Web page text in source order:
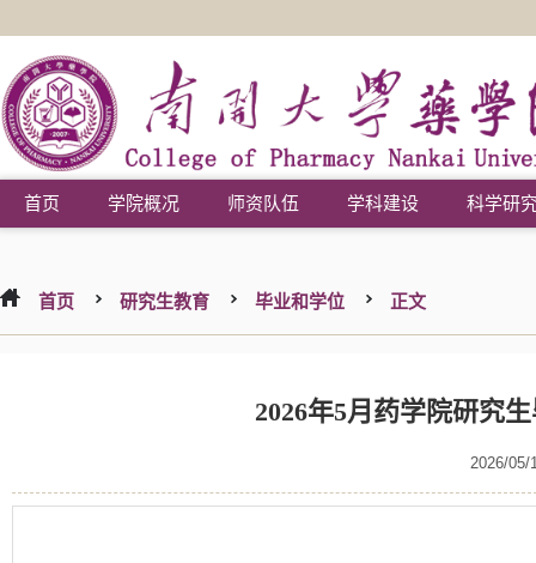
首页 学院概况 师资队伍 学科建设 科学研
首页 研究生教育 毕业和学位 正文
2026年5月药学院研究
2026/05/